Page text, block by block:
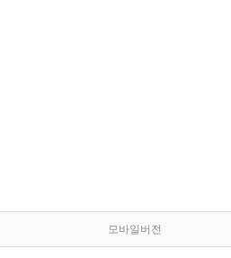
모바일버전